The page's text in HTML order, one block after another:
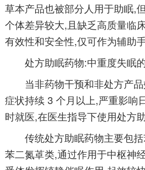
草本产品也被部分人用于助眠,
个体差异较大,且缺乏高质量临
有效性和安全性,仅可作为辅助手
处方助眠药物:中重度失眠
当非药物干预和非处方产品
症状持续 3 个月以上,严重影响
时就医,在医生指导下使用处方助
传统处方助眠药物主要包括
苯二氮䓬类,通过作用于中枢神